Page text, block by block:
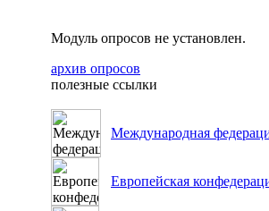
Модуль опросов не установлен.
архив опросов
полезные ссылки
Международная
Европейская